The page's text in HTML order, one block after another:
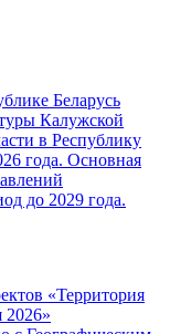
Беларусь
Калужской
в Республику
года. Основная
до 2029 года.
«Территория
2026»